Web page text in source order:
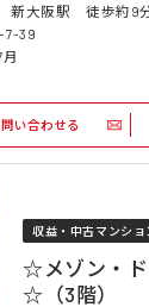
新大阪駅 徒歩約9
7-39
問い合わせる
収益・中古マンショ
☆メゾン・
☆（3階）